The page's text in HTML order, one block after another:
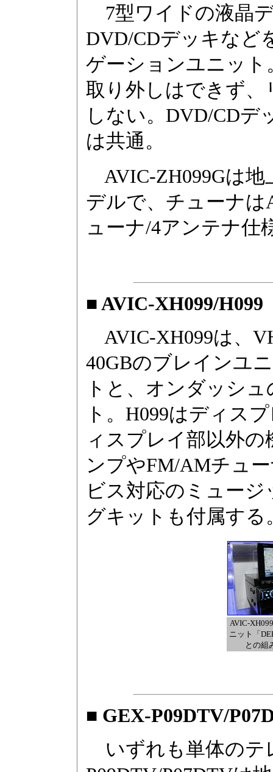
7型ワイドの液晶
DVD/CDデッキなど
ゲーションユニッ
取り外しはできず
しない。DVD/CDデ
は共通。
AVIC-ZH099Gは
デルで、チューナは
ューナ/4アンテナ仕
■ AVIC-XH099/H099
AVIC-XH099は、
40GBのブレインユ
トと、オンダッシ
ト。H099はディス
ィスプレイ部以外
ンプやFM/AMチュ
ビス対応のミュー
グキットも付属す
AVIC-
ニット「
との組
■ GEX-P09DTV/
いずれも単体のテ